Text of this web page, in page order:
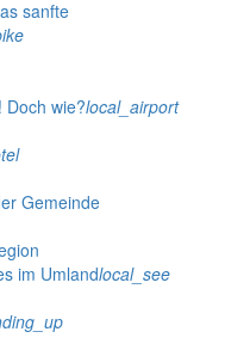
sanfte
Doch wie?local_airport
Gemeinde
im Umlandlocal_see